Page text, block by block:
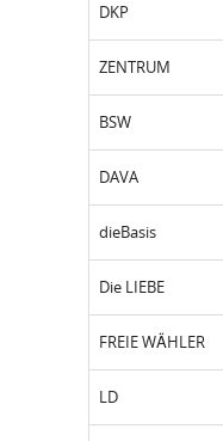
DKP
ZENTRUM
BSW
DAVA
dieBasis
Die LIEBE
FREIE WÄHLER
LD